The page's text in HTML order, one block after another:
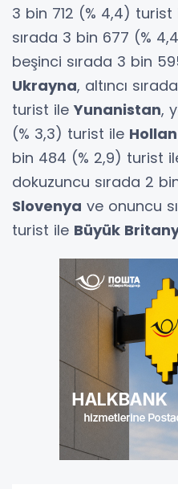
3 bin 712 (% 4,4) turist
sırada 3 bin 677 (%
beşinci sırada 3 bin
Ukrayna, altıncı
turist ile Yunanistan,
(% 3,3) turist ile
bin 484 (% 2,9) turist
dokuzuncu sırada 2
Slovenya ve onuncu
turist ile Büyük